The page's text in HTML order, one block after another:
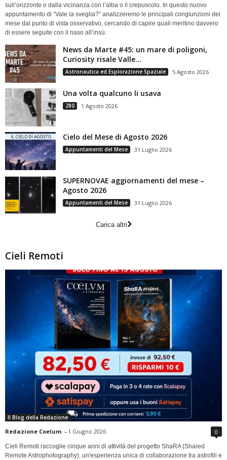
sull’orizzonte o dalla vicinanza con l’alba o il crepuscolo. In questo nuovo
appuntamento di “Vale la sveglia?” analizzeremo le principali congiunzioni del
mese dal punto di vista osservativo, cercando di capire quali meritino davvero
di essere seguite con il naso all’insù.
News da Marte #45: un mare di poligoni,
Curiosity risale Valle...
Astronautica ed Esplorazione Spaziale 5 Agosto 2026
Una volta qualcuno li usava
280 1 Agosto 2026
Cielo del Mese di Agosto 2026
Appuntamenti del Mese 31 Luglio 2026
SUPERNOVAE aggiornamenti del mese –
Agosto 2026
Appuntamenti del Mese 31 Luglio 2026
Carica altri
Cieli Remoti
Il Blog della Redazione
Redazione Coelum - 1 Giugno 2026 0
Cieli Remoti raccoglie cinque anni di attività del progetto ShaRA (Shared
Remote Astrophotography), un'esperienza unica di collaborazione tra astrofili e